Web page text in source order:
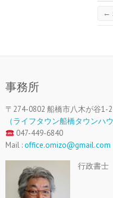
←
事務所
〒274-0802 船橋市八木が谷1-
（ライフタウン船橋タウンハ
047-449-6840
Mail :office.omizo@gmail.com
行政書士